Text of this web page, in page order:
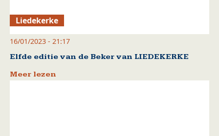
Liedekerke
16/01/2023 - 21:17
Elfde editie van de Beker van LIEDEKERKE
Meer lezen